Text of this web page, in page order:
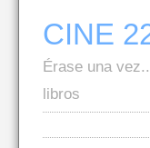
CINE
Érase una
libros